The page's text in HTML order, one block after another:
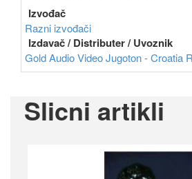
Izvođač
Razni izvođači
Izdavač / Distributer / Uvoznik
Gold Audio VideoJugoton - Croatia
Slicni artikli